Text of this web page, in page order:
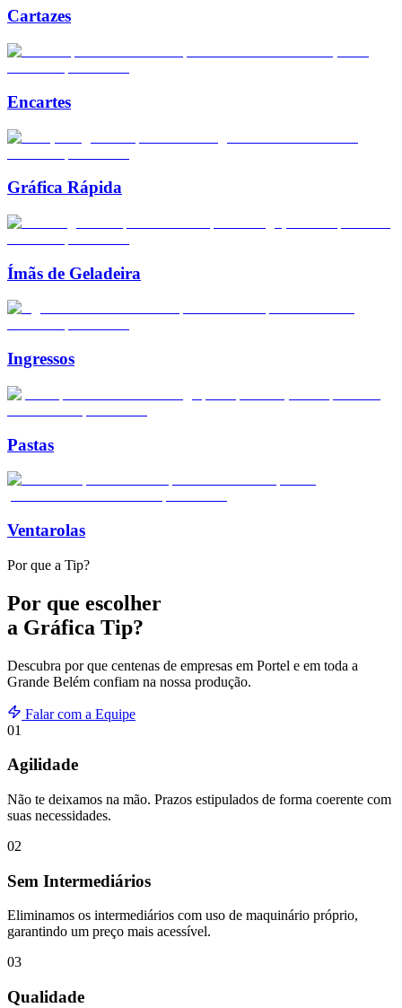
Cartazes
Encartes
Gráfica Rápida
Ímãs de Geladeira
Ingressos
Pastas
Ventarolas
Por que a Tip?
Por que escolher
a Gráfica Tip?
Descubra por que centenas de empresas em Portel e em toda a
Grande Belém confiam na nossa produção.
Falar com a Equipe
01
Agilidade
Não te deixamos na mão. Prazos estipulados de forma coerente com
suas necessidades.
02
Sem Intermediários
Eliminamos os intermediários com uso de maquinário próprio,
garantindo um preço mais acessível.
03
Qualidade